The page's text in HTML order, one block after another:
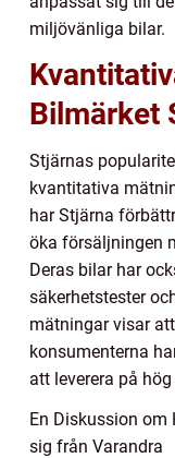
miljövänliga bilar.
Bilmärket
Stjärnas
kvantitativa
har Stjärna
öka försäljningen
Deras bilar har
säkerhetstester
mätningar visar
konsumenterna
att leverera på
En Diskussion om
sig från Varandra